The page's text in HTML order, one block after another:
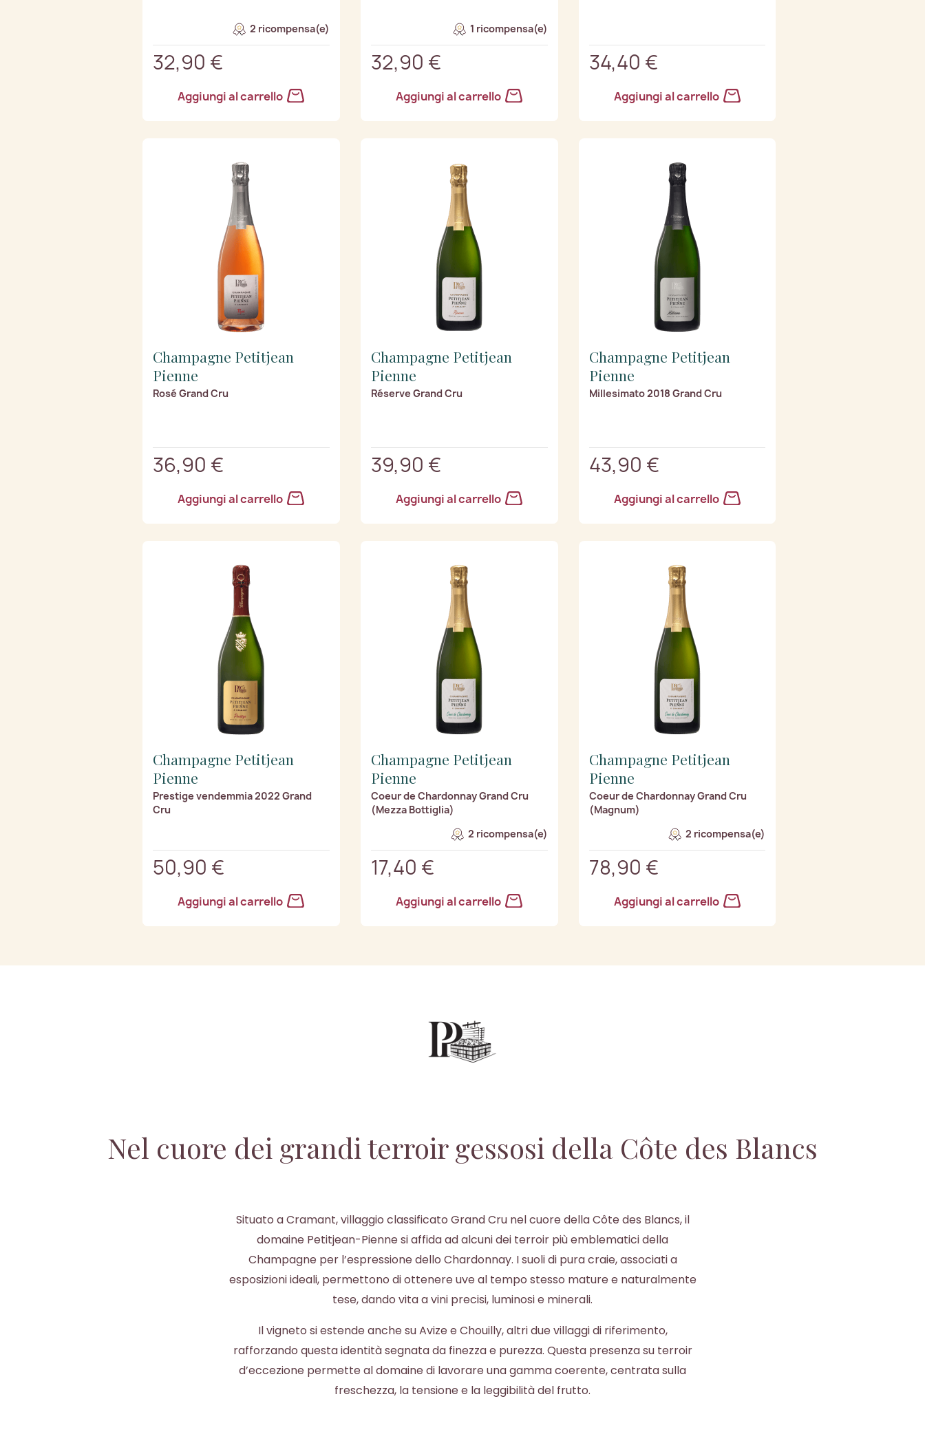
2 ricompensa(e)
32,90 €
Aggiungi al carrello
1 ricompensa(e)
32,90 €
Aggiungi al carrello
34,40 €
Aggiungi al carrello
Champagne Petitjean
Pienne
Rosé Grand Cru
36,90 €
Aggiungi al carrello
Champagne Petitjean
Pienne
Réserve Grand Cru
39,90 €
Aggiungi al carrello
Champagne Petitjean
Pienne
Millesimato 2018 Grand Cru
43,90 €
Aggiungi al carrello
Champagne Petitjean
Pienne
Prestige vendemmia 2022 Grand
Cru
50,90 €
Aggiungi al carrello
Champagne Petitjean
Pienne
Coeur de Chardonnay Grand Cru
(Mezza Bottiglia)
2 ricompensa(e)
17,40 €
Aggiungi al carrello
Champagne Petitjean
Pienne
Coeur de Chardonnay Grand Cru
(Magnum)
2 ricompensa(e)
78,90 €
Aggiungi al carrello
Nel cuore dei grandi terroir gessosi della Côte des Blancs
Situato a Cramant, villaggio classificato Grand Cru nel cuore della Côte des Blancs, il
domaine Petitjean-Pienne si affida ad alcuni dei terroir più emblematici della
Champagne per l’espressione dello Chardonnay. I suoli di pura craie, associati a
esposizioni ideali, permettono di ottenere uve al tempo stesso mature e naturalmente
tese, dando vita a vini precisi, luminosi e minerali.
Il vigneto si estende anche su Avize e Chouilly, altri due villaggi di riferimento,
rafforzando questa identità segnata da finezza e purezza. Questa presenza su terroir
d’eccezione permette al domaine di lavorare una gamma coerente, centrata sulla
freschezza, la tensione e la leggibilità del frutto.